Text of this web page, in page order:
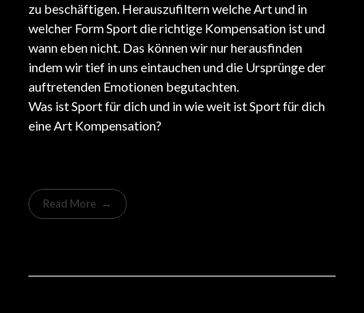
zu beschäftigen. Herauszufiltern welche Art und in
welcher Form Sport die richtige Kompensation ist und
wann eben nicht. Das können wir nur herausfinden
indem wir tief in uns eintauchen und die Ursprünge der
auftretenden Emotionen begutachten.
Was ist Sport für dich und in wie weit ist Sport für dich
eine Art Kompensation?
Read More